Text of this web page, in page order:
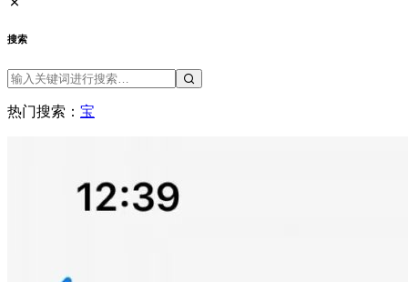
搜索
热门搜索： 宝